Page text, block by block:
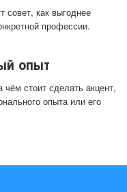
совет, как выгоднее
профессии.
опыт
стоит сделать акцент,
опыта или его